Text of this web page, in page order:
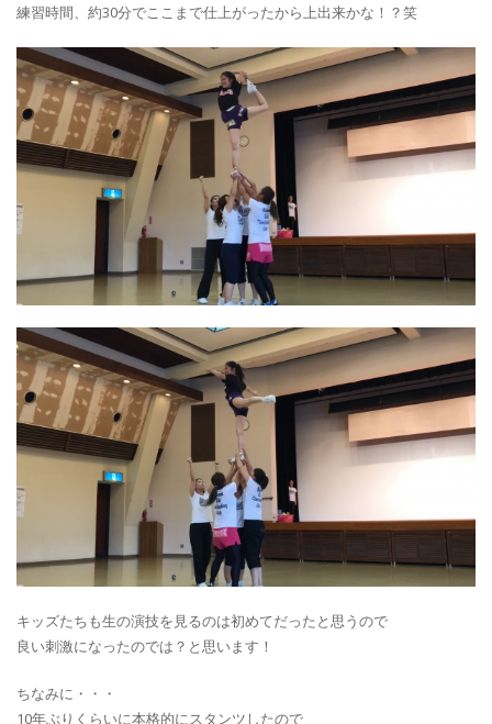
練習時間、約30分でここまで仕上がったから上出来かな！？笑
キッズたちも生の演技を見るのは初めてだったと思うので
良い刺激になったのでは？と思います！
ちなみに・・・
10年ぶりくらいに本格的にスタンツしたので